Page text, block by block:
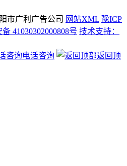
市广利广告公司 网站XML 豫ICP
41030302000808号 技术支持：
电话咨询
返回顶